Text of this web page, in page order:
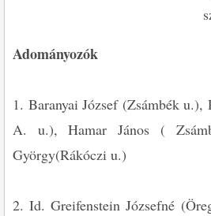
Adományozók
1. Baranyai József (Zsámbék u.),
A. u.), Hamar János (
György(Rákóczi u.)
2. Id. Greifenstein Józsefné